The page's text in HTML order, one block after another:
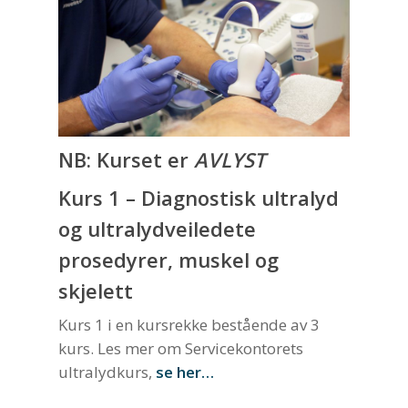
NB: Kurset er AVLYST
Kurs 1 – Diagnostisk ultralyd
og ultralydveiledete
prosedyrer, muskel og
skjelett
Kurs 1 i en kursrekke bestående av 3
kurs. Les mer om Servicekontorets
ultralydkurs, se her…